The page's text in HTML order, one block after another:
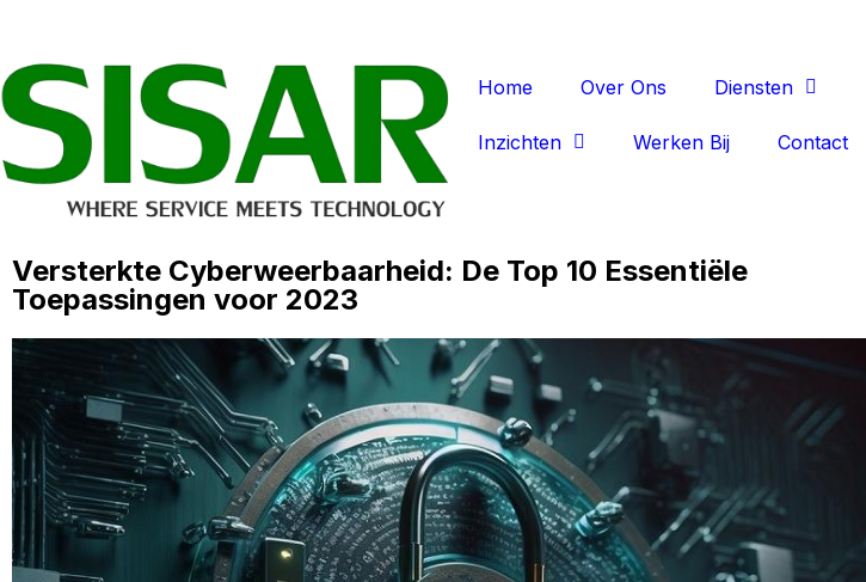
Home Over Ons Diensten
Inzichten Werken Bij Contact
Versterkte Cyberweerbaarheid: De Top 10 Essentiële
Toepassingen voor 2023